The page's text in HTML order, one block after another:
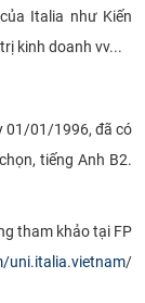
Italia như Kiến
kinh doanh vv...
01/01/1996, đã có
tiếng Anh B2.
tham khảo tại FP
uni.italia.vietnam/